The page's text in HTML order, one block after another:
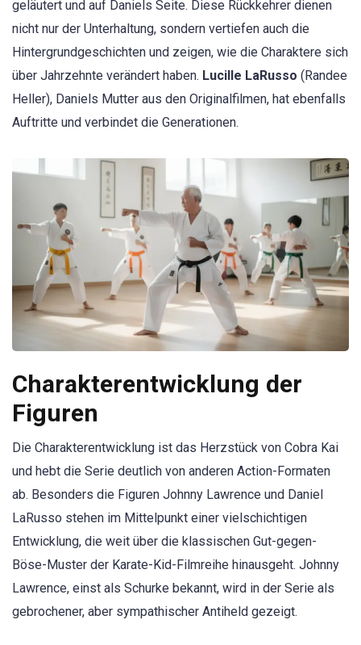
geläutert und auf Daniels Seite. Diese Rückkehrer dienen
nicht nur der Unterhaltung, sondern vertiefen auch die
Hintergrundgeschichten und zeigen, wie die Charaktere sich
über Jahrzehnte verändert haben. Lucille LaRusso (Randee
Heller), Daniels Mutter aus den Originalfilmen, hat ebenfalls
Auftritte und verbindet die Generationen.
Charakterentwicklung der
Figuren
Die Charakterentwicklung ist das Herzstück von Cobra Kai
und hebt die Serie deutlich von anderen Action-Formaten
ab. Besonders die Figuren Johnny Lawrence und Daniel
LaRusso stehen im Mittelpunkt einer vielschichtigen
Entwicklung, die weit über die klassischen Gut-gegen-
Böse-Muster der Karate-Kid-Filmreihe hinausgeht. Johnny
Lawrence, einst als Schurke bekannt, wird in der Serie als
gebrochener, aber sympathischer Antiheld gezeigt.